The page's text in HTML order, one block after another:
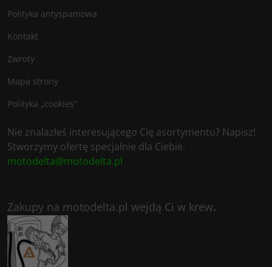
Polityka antyspamowa
Kontakt
Zwroty
Mapa strony
Polityka „cookies”
Nie znalazłeś interesującego Cię asortymentu? Napisz!
Stworzymy ofertę specjalnie dla Ciebie.
motodelta@motodelta.pl
Zakupy na motodelta.pl wejdą Ci w krew.